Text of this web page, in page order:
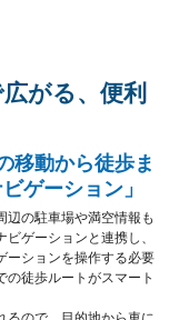
がる、便利
移動から徒歩ま
ゲーション」
辺の駐車場や満空情報も
ゲーションと連携し、
ーションを操作する必要
徒歩ルートがスマート